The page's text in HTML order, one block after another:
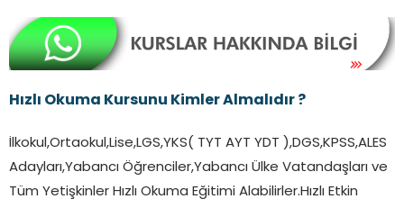
Hızlı Okuma Kursunu Kimler Almalıdır ?
İlkokul,Ortaokul,Lise,LGS,YKS( TYT AYT YDT ),DGS,KPSS,ALES
Adayları,Yabancı Öğrenciler,Yabancı Ülke Vatandaşları ve
Tüm Yetişkinler Hızlı Okuma Eğitimi Alabilirler.Hızlı Etkin